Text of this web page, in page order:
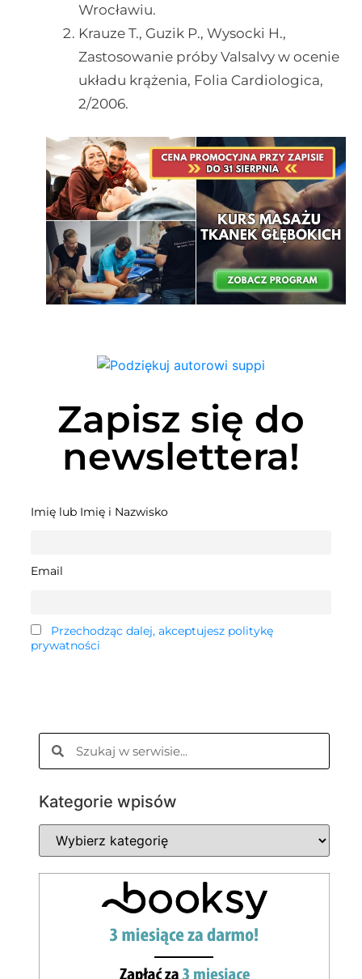
Wrocławiu.
Krauze T., Guzik P., Wysocki H.,
Zastosowanie próby Valsalvy w ocenie
układu krążenia, Folia Cardiologica,
2/2006.
Zapisz się do
newslettera!
Imię lub Imię i Nazwisko
Email
Przechodząc dalej, akceptujesz politykę
prywatności
Kategorie wpisów